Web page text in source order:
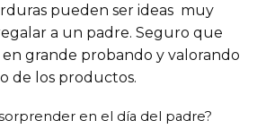
pueden ser ideas muy
a un padre. Seguro que
en grande probando y valorando
de los productos.
sorprender en el día del padre?